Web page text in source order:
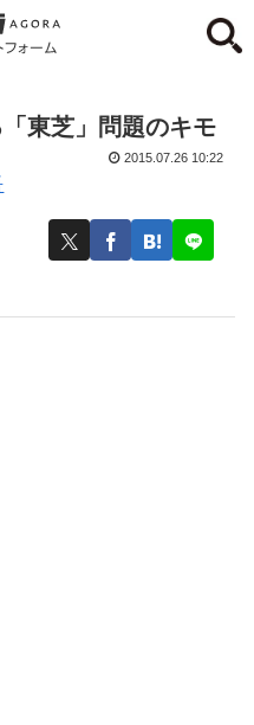
東芝」問題のキモ
2015.07.26 10:22